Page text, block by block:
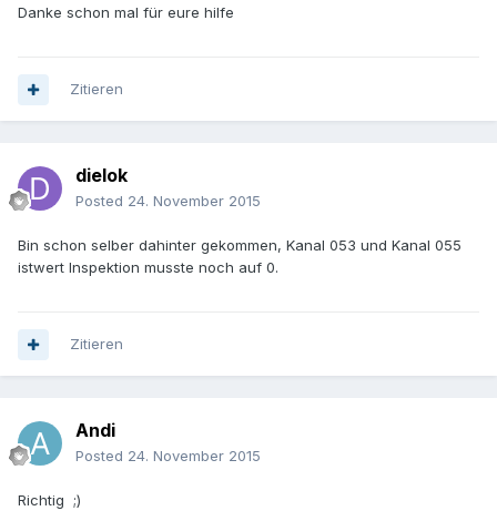
Danke schon mal für eure hilfe
Zitieren
dielok
Posted 24. November 2015
Bin schon selber dahinter gekommen, Kanal 053 und Kanal 055
istwert Inspektion musste noch auf 0.
Zitieren
Andi
Posted 24. November 2015
Richtig ;)